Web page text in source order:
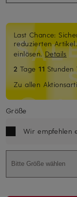
Last Chance:
reduzierten
einlösen.Details
2 Tage11 Stunden
Zu allen
Größe
Wir empfehlen
Bitte Größe wählen